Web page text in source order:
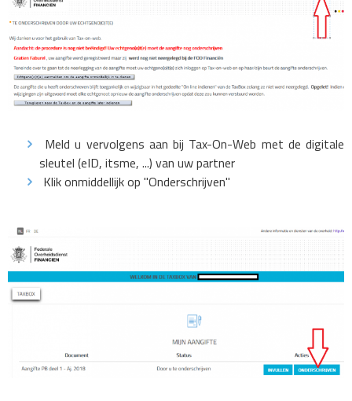
Meld u vervolgens aan bij Tax-On-Web met de digitale
sleutel (eID, itsme, ...) van uw partner
Klik onmiddellijk op "Onderschrijven"